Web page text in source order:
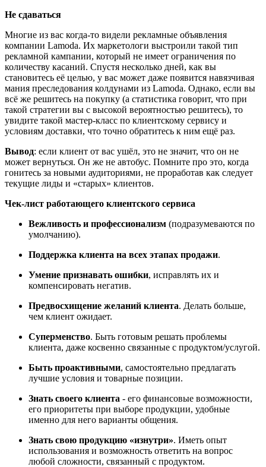
Не сдаваться
Многие из вас когда-то видели рекламные объявления
компании Lamoda. Их маркетологи выстроили такой тип
рекламной кампании, который не имеет ограничения по
количеству касаний. Спустя несколько дней, как вы
становитесь её целью, у вас может даже появится навязчивая
мания преследования колдунами из Lamoda. Однако, если вы
всё же решитесь на покупку (а статистика говорит, что при
такой стратегии вы с высокой вероятностью решитесь), то
увидите такой мастер-класс по клиентскому сервису и
условиям доставки, что точно обратитесь к ним ещё раз.
Вывод: если клиент от вас ушёл, это не значит, что он не
может вернуться. Он же не автобус. Помните про это, когда
гонитесь за новыми аудиториями, не проработав как следует
текущие лиды и «старых» клиентов.
Чек-лист работающего клиентского сервиса
Вежливость и профессионализм (подразумеваются по
умолчанию).
Поддержка клиента на всех этапах продажи.
Умение признавать ошибки, исправлять их и
компенсировать негатив.
Предвосхищение желаний клиента. Делать больше,
чем клиент ожидает.
Суперменство. Быть готовым решать проблемы
клиента, даже косвенно связанные с продуктом/услугой.
Быть проактивными, самостоятельно предлагать
лучшие условия и товарные позиции.
Знать своего клиента - его финансовые возможности,
его приоритеты при выборе продукции, удобные
именно для него варианты общения.
Знать свою продукцию «изнутри». Иметь опыт
использования и возможность ответить на вопрос
любой сложности, связанный с продуктом.